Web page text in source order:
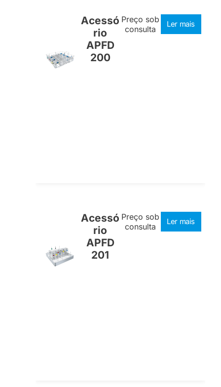
Acessó
rio
APFD
200
Preço sob
consulta
Ler mais
Acessó
rio
APFD
201
Preço sob
consulta
Ler mais